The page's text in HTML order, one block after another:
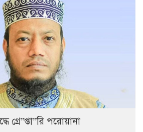
গ্রে”প্তা”রি পরোয়ানা